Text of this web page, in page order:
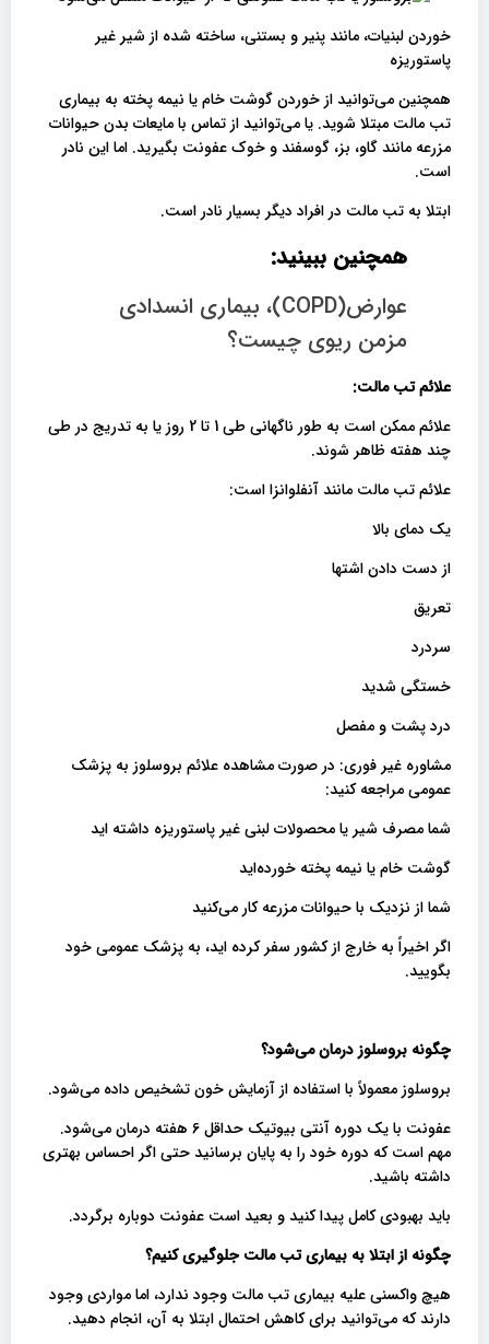
خوردن لبنیات، مانند پنیر و بستنی، ساخته شده از شیر غیر
پاستوریزه
همچنین می‌توانید از خوردن گوشت خام یا نیمه پخته به بیماری
تب مالت مبتلا شوید. یا می‌توانید از تماس با مایعات بدن حیوانات
مزرعه مانند گاو، بز، گوسفند و خوک عفونت بگیرید. اما این نادر
است.
ابتلا به تب مالت در افراد دیگر بسیار نادر است.
همچنین ببینید:
عوارض(COPD)، بیماری انسدادی
مزمن ریوی چیست؟
علائم تب مالت:
علائم ممکن است به طور ناگهانی طی 1 تا 2 روز یا به تدریج در طی
چند هفته ظاهر شوند.
علائم تب مالت مانند آنفلوانزا است:
یک دمای بالا
از دست دادن اشتها
تعریق
سردرد
خستگی شدید
درد پشت و مفصل
مشاوره غیر فوری: در صورت مشاهده علائم بروسلوز به پزشک
عمومی مراجعه کنید:
شما مصرف شیر یا محصولات لبنی غیر پاستوریزه داشته اید
گوشت خام یا نیمه پخته خورده‌اید
شما از نزدیک با حیوانات مزرعه کار می‌کنید
اگر اخیراً به خارج از کشور سفر کرده اید، به پزشک عمومی خود
بگویید.
چگونه بروسلوز درمان می‌شود؟
بروسلوز معمولاً با استفاده از آزمایش خون تشخیص داده می‌شود.
عفونت با یک دوره آنتی بیوتیک حداقل 6 هفته درمان می‌شود.
مهم است که دوره خود را به پایان برسانید حتی اگر احساس بهتری
داشته باشید.
باید بهبودی کامل پیدا کنید و بعید است عفونت دوباره برگردد.
چگونه از ابتلا به بیماری تب مالت جلوگیری کنیم؟
هیچ واکسنی علیه بیماری تب مالت وجود ندارد، اما مواردی وجود
دارند که می‌توانید برای کاهش احتمال ابتلا به آن، انجام دهید.